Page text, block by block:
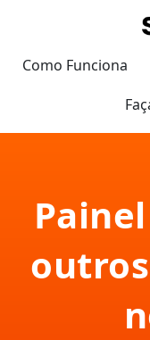
Como Funciona